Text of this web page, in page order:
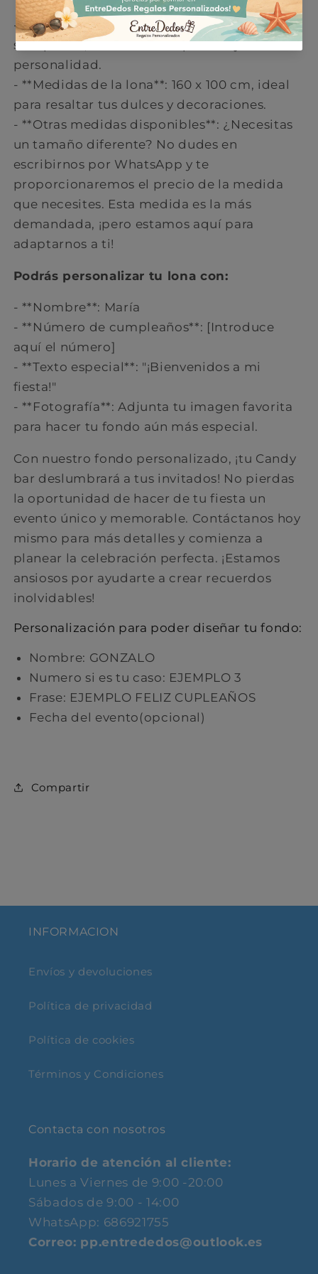
- **Lona impresa personalizada**: Diseñada
solo para ti, con un estilo que refleje tu
personalidad.
- **Medidas de la lona**: 160 x 100 cm, ideal
para resaltar tus dulces y decoraciones.
- **Otras medidas disponibles**: ¿Necesitas
un tamaño diferente? No dudes en
escribirnos por WhatsApp y te
proporcionaremos el precio de la medida
que necesites. Esta medida es la más
demandada, ¡pero estamos aquí para
adaptarnos a ti!
Podrás personalizar tu lona con:
- **Nombre**: María
- **Número de cumpleaños**: [Introduce
aquí el número]
- **Texto especial**: "¡Bienvenidos a mi
fiesta!"
- **Fotografía**: Adjunta tu imagen favorita
para hacer tu fondo aún más especial.
Con nuestro fondo personalizado, ¡tu Candy
bar deslumbrará a tus invitados! No pierdas
la oportunidad de hacer de tu fiesta un
evento único y memorable. Contáctanos hoy
mismo para más detalles y comienza a
planear la celebración perfecta. ¡Estamos
ansiosos por ayudarte a crear recuerdos
inolvidables!
Personalización para poder diseñar tu fondo:
Nombre: GONZALO
Numero si es tu caso: EJEMPLO 3
Frase: EJEMPLO FELIZ CUPLEAÑOS
Fecha del evento(opcional)
C ompartir
INFORMACION
Envíos y devoluciones
Política de privacidad
Política de cookies
Términos y Condiciones
Contacta con nosotros
Horario de atención al cliente:
Lunes a Viernes de 9:00 -20:00
Sábados de 9:00 - 14:00
WhatsApp: 686921755
Correo: pp.entrededos@outlook.es